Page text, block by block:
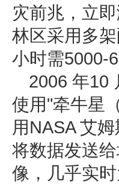
灾前兆，立
林区采用多
小时需5000-
2006 年10
使用"牵牛星
用NASA 艾
将数据发送
像，几乎实